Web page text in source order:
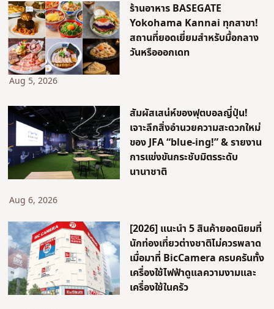
ร้านอาหาร BASEGATE
Yokohama Kannai ทุกสาขา!
สถานที่ยอดเยี่ยมสำหรับมื้อกลาง
วันหรือออกเดท
Aug 5, 2026
สัมผัสเสน่ห์ของฟุตบอลญี่ปุ่น!
เจาะลึกสิ่งอำนวยความสะดวกใหม่
ของ JFA “blue-ing!” & รายงาน
การแข่งขันกระชับมิตรระดับ
นานาชาติ
Aug 6, 2026
[2026] แนะนำ 5 สินค้ายอดนิยมที่
นักท่องเที่ยวต่างชาติไม่ควรพลาด
เมื่อมาที่ BicCamera ครบครันทั้ง
เครื่องใช้ไฟฟ้าดูแลความงามและ
เครื่องใช้ในครัว